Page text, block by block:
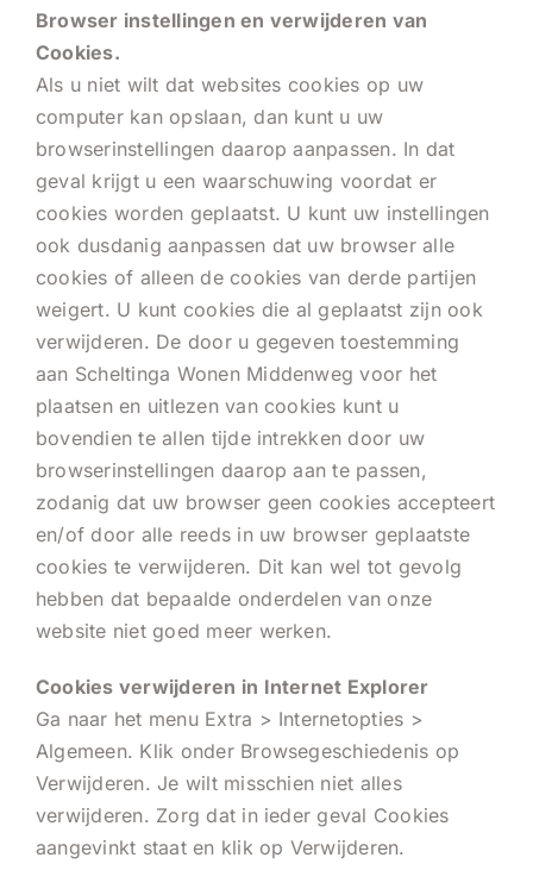
Browser instellingen en verwijderen van
Cookies.
Als u niet wilt dat websites cookies op uw
computer kan opslaan, dan kunt u uw
browserinstellingen daarop aanpassen. In dat
geval krijgt u een waarschuwing voordat er
cookies worden geplaatst. U kunt uw instellingen
ook dusdanig aanpassen dat uw browser alle
cookies of alleen de cookies van derde partijen
weigert. U kunt cookies die al geplaatst zijn ook
verwijderen. De door u gegeven toestemming
aan Scheltinga Wonen Middenweg voor het
plaatsen en uitlezen van cookies kunt u
bovendien te allen tijde intrekken door uw
browserinstellingen daarop aan te passen,
zodanig dat uw browser geen cookies accepteert
en/of door alle reeds in uw browser geplaatste
cookies te verwijderen. Dit kan wel tot gevolg
hebben dat bepaalde onderdelen van onze
website niet goed meer werken.
Cookies verwijderen in Internet Explorer
Ga naar het menu Extra > Internetopties >
Algemeen. Klik onder Browsegeschiedenis op
Verwijderen. Je wilt misschien niet alles
verwijderen. Zorg dat in ieder geval Cookies
aangevinkt staat en klik op Verwijderen.